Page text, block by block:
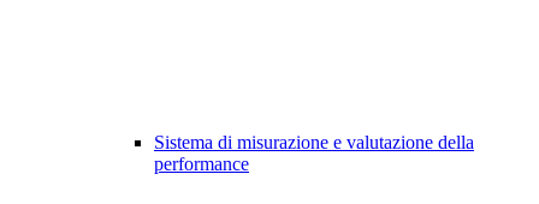
Sistema di misurazione e valutazione della
performance